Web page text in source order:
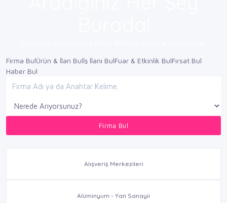
Firma BulÜrün & İlan Bulİş İlanı BulFuar & Etkinlik BulFırsat Bul
Haber Bul
Firma Bul
Alışveriş Merkezileri
Alüminyum - Yan Sanayii